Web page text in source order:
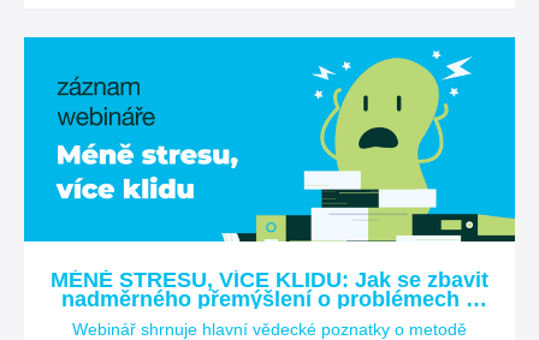
MÉNĚ STRESU, VÍCE KLIDU: Jak se zbavit
nadměrného přemýšlení o problémech a
být psychicky silnější?
Webinář shrnuje hlavní vědecké poznatky o metodě